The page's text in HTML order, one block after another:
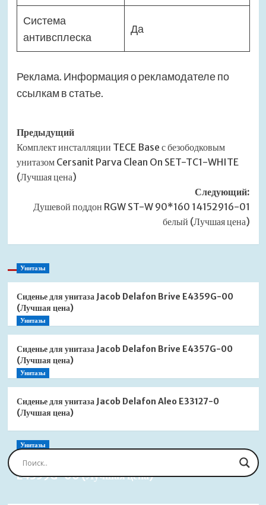
Система
антивсплеска
Да
Реклама. Информация о рекламодателе по
ссылкам в статье.
Навигация
записи
Предыдущий
Комплект инсталляции TECE Base с безободковым
унитазом Cersanit Parva Clean On SET-TC1-WHITE
(Лучшая цена)
Следующий:
Душевой поддон RGW ST-W 90*160 14152916-01
белый (Лучшая цена)
Унитазы
Сиденье для унитаза Jacob Delafon Brive E4359G-00
(Лучшая цена)
Унитазы
Сиденье для унитаза Jacob Delafon Brive E4357G-00
(Лучшая цена)
Унитазы
Сиденье для унитаза Jacob Delafon Aleo E33127-0
(Лучшая цена)
Унитазы
Сиденье для унитаза Jacob Delafon Brive
E4359G-00 (Лучшая цена)